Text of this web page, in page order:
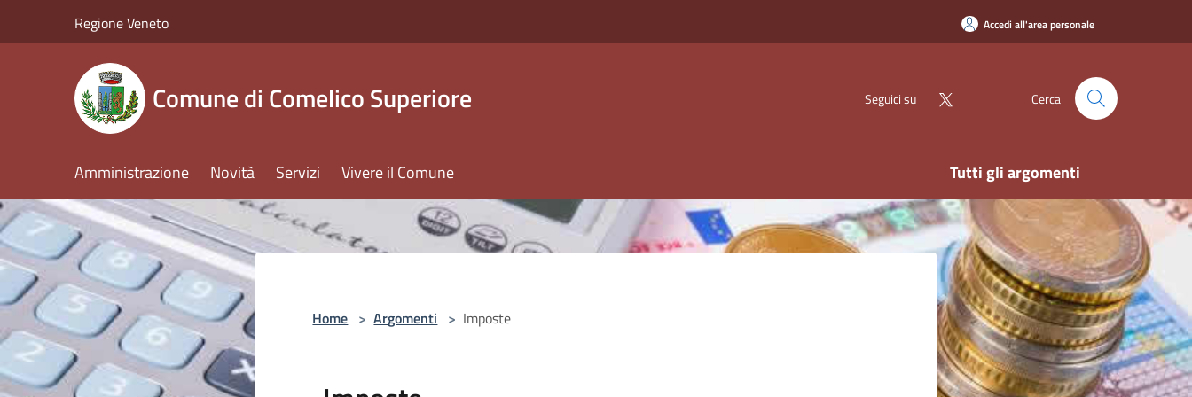
Regione Veneto Accedi all'area personale
Comune di Comelico Superiore Seguici su Cerca
Amministrazione Novità Servizi Vivere il Comune Tutti gli argomenti
Home > Argomenti > Imposte